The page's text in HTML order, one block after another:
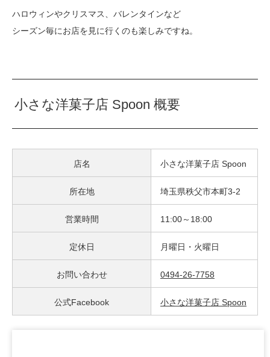
ハロウィンやクリスマス、バレンタインなど
シーズン毎にお店を見に行くのも楽しみですね。
小さな洋菓子店 Spoon 概要
店名 小さな洋菓子店 Spoon
所在地 埼玉県秩父市本町3-2
営業時間 11:00～18:00
定休日 月曜日・火曜日
お問い合わせ 0494-26-7758
公式Facebook 小さな洋菓子店 Spoon